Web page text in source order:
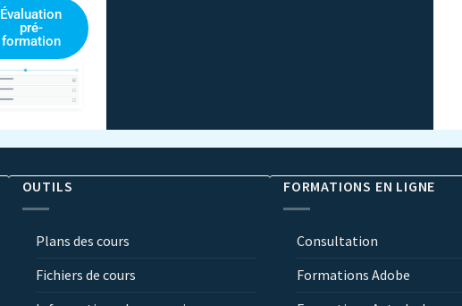
Évaluation
pré-
formation
OUTILS
Plans des cours
Fichiers de cours
FORMATIONS EN LIGNE
Consultation
Formations Adobe